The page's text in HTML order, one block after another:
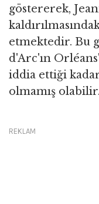
göstererek,
etmektedir. Bu
d'Arc'ın
iddia ettiği
olmamış olabilir.
REKLAM